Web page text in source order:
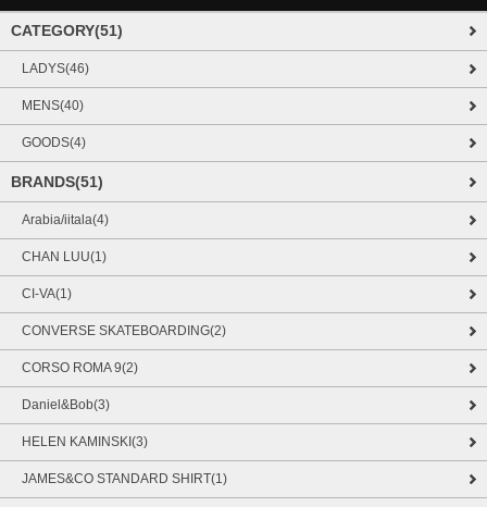
CATEGORY(51)
LADYS(46)
MENS(40)
GOODS(4)
BRANDS(51)
Arabia/iitala(4)
CHAN LUU(1)
CI-VA(1)
CONVERSE SKATEBOARDING(2)
CORSO ROMA 9(2)
Daniel&Bob(3)
HELEN KAMINSKI(3)
JAMES&CO STANDARD SHIRT(1)